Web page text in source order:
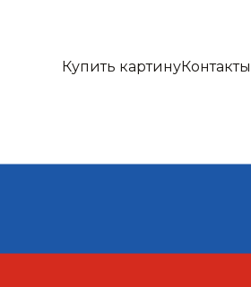
Контакты
Купить картину